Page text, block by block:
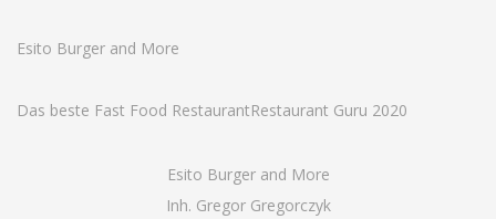
Esito Burger and More
Das beste Fast Food RestaurantRestaurant Guru 2020
Esito Burger and More
Inh. Gregor Gregorczyk